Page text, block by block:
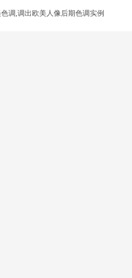
调,调出欧美人像后期色调实例